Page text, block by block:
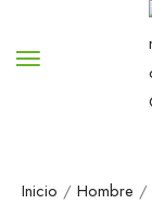
Inicio / Hombre /